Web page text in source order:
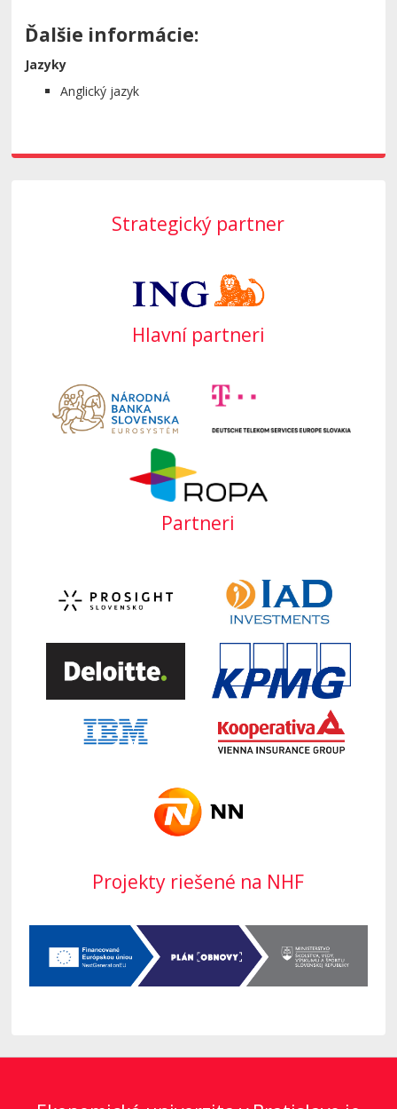
Ďalšie informácie:
Jazyky
Anglický jazyk
Strategický partner
Hlavní partneri
Partneri
Projekty riešené na NHF